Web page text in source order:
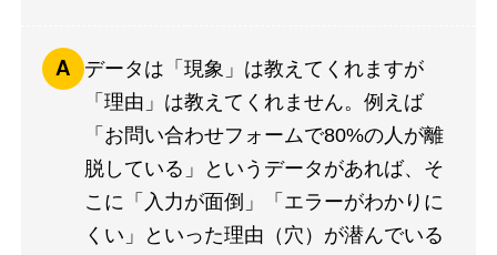
データは「現象」は教えてくれますが
「理由」は教えてくれません。例えば
「お問い合わせフォームで80%の人が離
脱している」というデータがあれば、そ
こに「入力が面倒」「エラーがわかりに
くい」といった理由（穴）が潜んでいる